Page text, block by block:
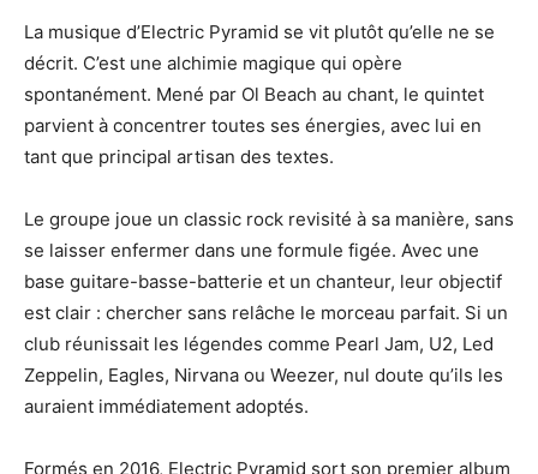
La musique d’Electric Pyramid se vit plutôt qu’elle ne se
décrit. C’est une alchimie magique qui opère
spontanément. Mené par Ol Beach au chant, le quintet
parvient à concentrer toutes ses énergies, avec lui en
tant que principal artisan des textes.
Le groupe joue un classic rock revisité à sa manière, sans
se laisser enfermer dans une formule figée. Avec une
base guitare-basse-batterie et un chanteur, leur objectif
est clair : chercher sans relâche le morceau parfait. Si un
club réunissait les légendes comme Pearl Jam, U2, Led
Zeppelin, Eagles, Nirvana ou Weezer, nul doute qu’ils les
auraient immédiatement adoptés.
Formés en 2016, Electric Pyramid sort son premier album